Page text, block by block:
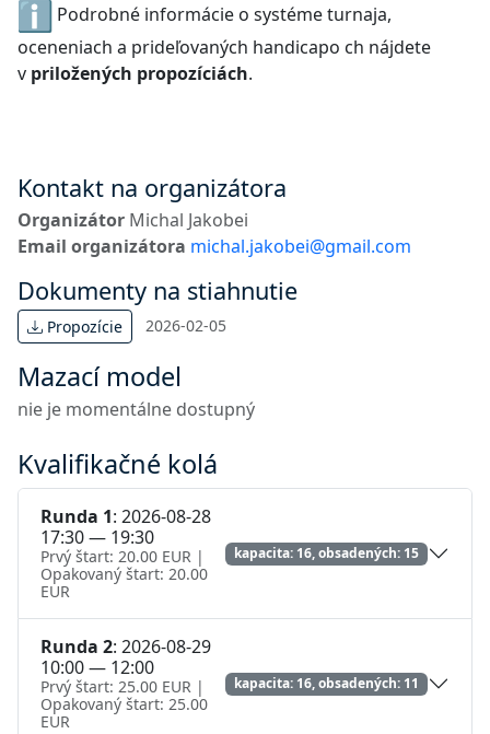
Podrobné informácie o systéme turnaja,
oceneniach a prideľovaných handicapo ch nájdete
v priložených propozíciách.
Kontakt na organizátora
Organizátor Michal Jakobei
Email organizátora michal.jakobei@gmail.com
Dokumenty na stiahnutie
Propozície 2026-02-05
Mazací model
nie je momentálne dostupný
Kvalifikačné kolá
Runda 1: 2026-08-28
17:30 — 19:30
Prvý štart: 20.00 EUR |
Opakovaný štart: 20.00
EUR
kapacita: 16, obsadených: 15
Runda 2: 2026-08-29
10:00 — 12:00
Prvý štart: 25.00 EUR |
Opakovaný štart: 25.00
EUR
kapacita: 16, obsadených: 11